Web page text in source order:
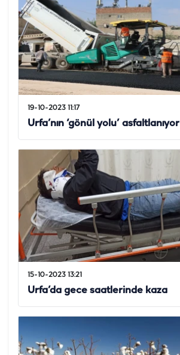
19-10-2023 11:17
Urfa’nın ‘gönül yolu’ asfaltlanıyor
15-10-2023 13:21
Urfa’da gece saatlerinde kaza